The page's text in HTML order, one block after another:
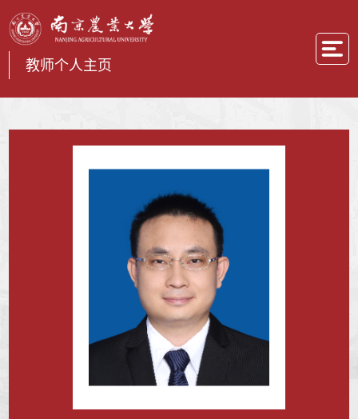
教师个人主页